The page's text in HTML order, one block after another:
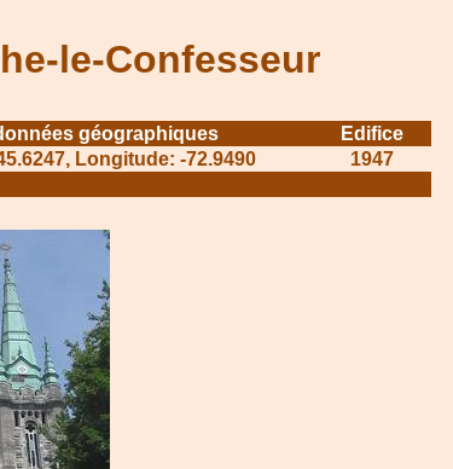
le-Confesseur
géographiques
Edifice
Longitude: -72.9490
1947